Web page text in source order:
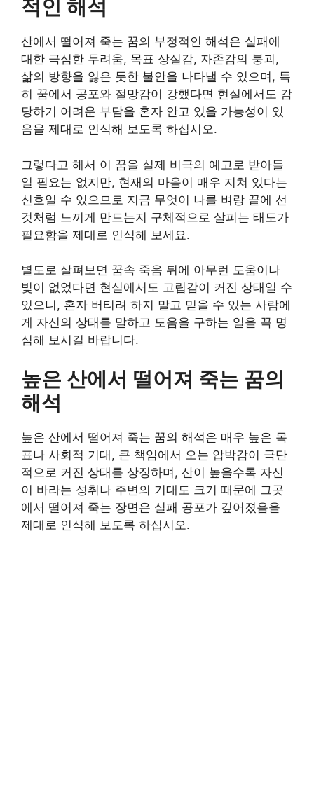
적인 해석
산에서 떨어져 죽는 꿈의 부정적인 해석은 실패에
대한 극심한 두려움, 목표 상실감, 자존감의 붕괴,
삶의 방향을 잃은 듯한 불안을 나타낼 수 있으며, 특
히 꿈에서 공포와 절망감이 강했다면 현실에서도 감
당하기 어려운 부담을 혼자 안고 있을 가능성이 있
음을 제대로 인식해 보도록 하십시오.
그렇다고 해서 이 꿈을 실제 비극의 예고로 받아들
일 필요는 없지만, 현재의 마음이 매우 지쳐 있다는
신호일 수 있으므로 지금 무엇이 나를 벼랑 끝에 선
것처럼 느끼게 만드는지 구체적으로 살피는 태도가
필요함을 제대로 인식해 보세요.
별도로 살펴보면 꿈속 죽음 뒤에 아무런 도움이나
빛이 없었다면 현실에서도 고립감이 커진 상태일 수
있으니, 혼자 버티려 하지 말고 믿을 수 있는 사람에
게 자신의 상태를 말하고 도움을 구하는 일을 꼭 명
심해 보시길 바랍니다.
높은 산에서 떨어져 죽는 꿈의
해석
높은 산에서 떨어져 죽는 꿈의 해석은 매우 높은 목
표나 사회적 기대, 큰 책임에서 오는 압박감이 극단
적으로 커진 상태를 상징하며, 산이 높을수록 자신
이 바라는 성취나 주변의 기대도 크기 때문에 그곳
에서 떨어져 죽는 장면은 실패 공포가 깊어졌음을
제대로 인식해 보도록 하십시오.